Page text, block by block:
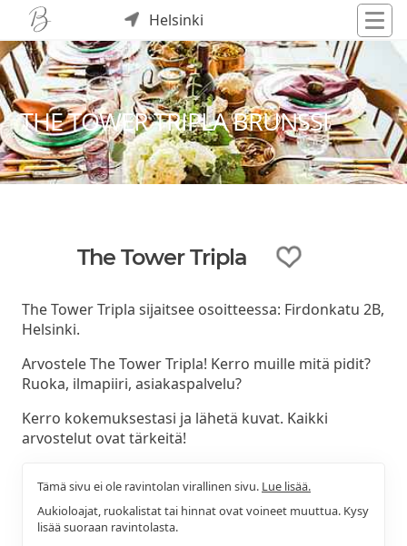
Helsinki
THE TOWER TRIPLA BRUNSSI
The Tower Tripla
The Tower Tripla sijaitsee osoitteessa: Firdonkatu 2B,
Helsinki.
Arvostele The Tower Tripla! Kerro muille mitä pidit?
Ruoka, ilmapiiri, asiakaspalvelu?
Kerro kokemuksestasi ja lähetä kuvat. Kaikki
arvostelut ovat tärkeitä!
Tämä sivu ei ole ravintolan virallinen sivu. Lue lisää.
Aukioloajat, ruokalistat tai hinnat ovat voineet muuttua. Kysy
lisää suoraan ravintolasta.